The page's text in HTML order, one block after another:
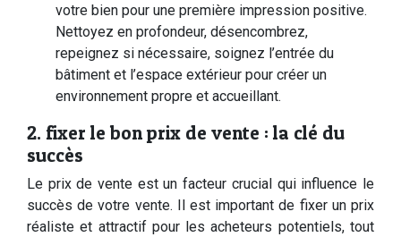
votre bien pour une première impression positive.
Nettoyez en profondeur, désencombrez,
repeignez si nécessaire, soignez l’entrée du
bâtiment et l’espace extérieur pour créer un
environnement propre et accueillant.
2. fixer le bon prix de vente : la clé du
succès
Le prix de vente est un facteur crucial qui influence le
succès de votre vente. Il est important de fixer un prix
réaliste et attractif pour les acheteurs potentiels, tout